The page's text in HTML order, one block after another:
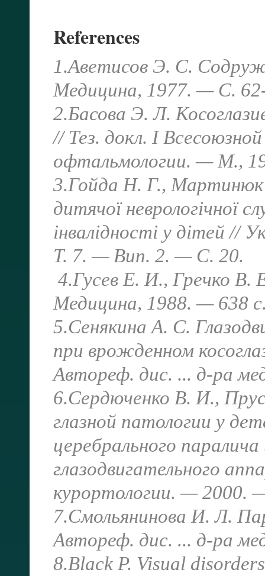
References
1.Аветисов Э. С.
Медицина, 1977. — С.
2.Басова Э. Л.
// Тез. докл. I
офтальмологии. — М.,
3.Гойда Н. Г., Мартинюк
дитячої неврологічної
інвалідності у дітей //
Т. 7. — Вип. 2. — С. 20.
4.Гусев Е. И., Гречко
Медицина, 1988. — 638
5.Сенякина А. С.
при врожденном
Автореф. дис. ... д-ра
6.Сердюченко В. И.,
глазной патологии у
церебрального
глазодвигательного
курортологии. —
7.Смольянинова И. Л.
Автореф. дис. ... д-ра
8.Black P. Visual